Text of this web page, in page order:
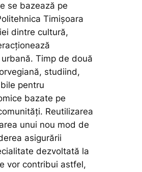
se bazează pe
Timișoara
dintre cultură,
Timp de două
studiind,
pentru
bazate pe
Reutilizarea
unui nou mod de
asigurării
dezvoltată la
vor contribui astfel,